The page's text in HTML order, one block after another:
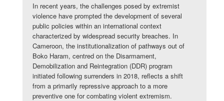
In recent years, the challenges posed by extremist
violence have prompted the development of several
public policies within an international context
characterized by widespread security breaches. In
Cameroon, the institutionalization of pathways out of
Boko Haram, centred on the Disarmament,
Demobilization and Reintegration (DDR) program
initiated following surrenders in 2018, reflects a shift
from a primarily repressive approach to a more
preventive one for combating violent extremism.